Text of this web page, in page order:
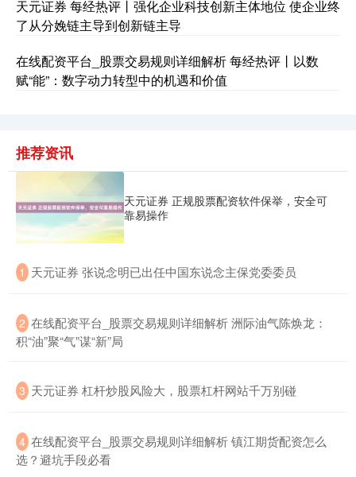
国债指数
期指IC0 7877.80 +164.40 +2.13%
天元证券 每经热评丨强化企业科技创新主体地位 使企业终
了从分娩链主导到创新链主导
在线配资平台_股票交易规则详细解析 每经热评丨以数
赋“能”：数字动力转型中的机遇和价值
推荐资讯
天元证券 正规股票配资软件保举，安全可
靠易操作
1 ​天元证券 张说念明已出任中国东说念主保党委委员
2 ​在线配资平台_股票交易规则详细解析 洲际油气陈焕龙：
积“油”聚“气”谋“新”局
3 ​天元证券 杠杆炒股风险大，股票杠杆网站千万别碰
4 ​在线配资平台_股票交易规则详细解析 镇江期货配资怎么
选？避坑手段必看